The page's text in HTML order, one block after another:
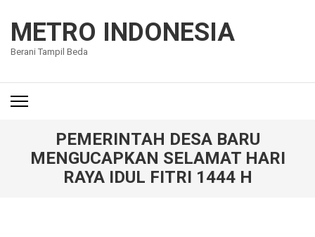
konten
(Tekan
METRO INDONESIA
Berani Tampil Beda
PEMERINTAH DESA BARU
MENGUCAPKAN SELAMAT HARI
RAYA IDUL FITRI 1444 H